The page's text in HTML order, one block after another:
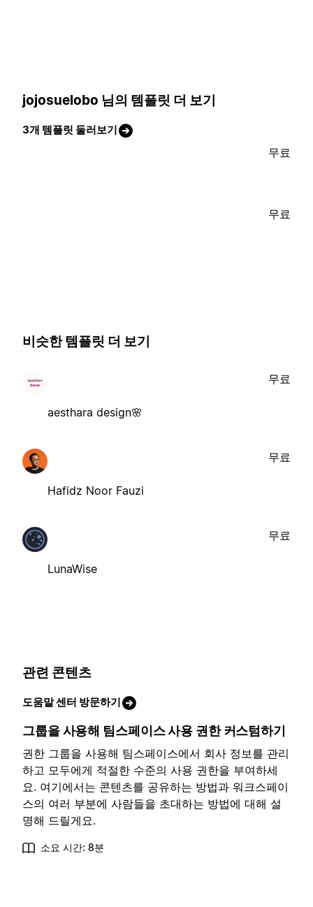
jojosuelobo 님의 템플릿 더 보기
3개 템플릿 둘러보기
무료
무료
비슷한 템플릿 더 보기
aesthara design🌸
무료
Hafidz Noor Fauzi
무료
LunaWise
무료
관련 콘텐츠
도움말 센터 방문하기
그룹을 사용해 팀스페이스 사용 권한 커스텀하기
권한 그룹을 사용해 팀스페이스에서 회사 정보를 관리
하고 모두에게 적절한 수준의 사용 권한을 부여하세
요. 여기에서는 콘텐츠를 공유하는 방법과 워크스페이
스의 여러 부분에 사람들을 초대하는 방법에 대해 설
명해 드릴게요.
소요 시간: 8분